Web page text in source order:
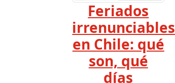
Feriados
irrenunciables
en Chile: qué
son, qué
días